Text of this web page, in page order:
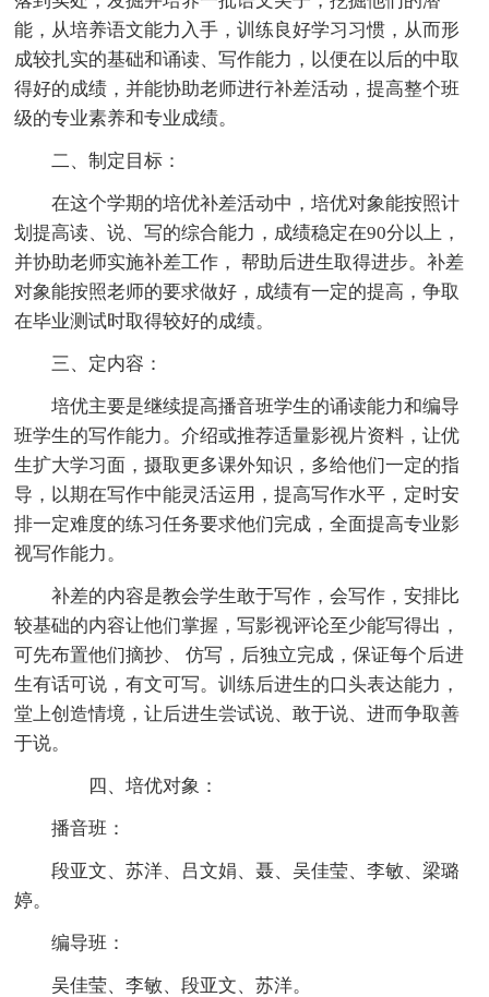
能，从培养语文能力入手，训练良好学习习惯，从而形
成较扎实的基础和诵读、写作能力，以便在以后的中取
得好的成绩，并能协助老师进行补差活动，提高整个班
级的专业素养和专业成绩。
二、制定目标：
在这个学期的培优补差活动中，培优对象能按照计
划提高读、说、写的综合能力，成绩稳定在90分以上，
并协助老师实施补差工作， 帮助后进生取得进步。补差
对象能按照老师的要求做好，成绩有一定的提高，争取
在毕业测试时取得较好的成绩。
三、定内容：
培优主要是继续提高播音班学生的诵读能力和编导
班学生的写作能力。介绍或推荐适量影视片资料，让优
生扩大学习面，摄取更多课外知识，多给他们一定的指
导，以期在写作中能灵活运用，提高写作水平，定时安
排一定难度的练习任务要求他们完成，全面提高专业影
视写作能力。
补差的内容是教会学生敢于写作，会写作，安排比
较基础的内容让他们掌握，写影视评论至少能写得出，
可先布置他们摘抄、 仿写，后独立完成，保证每个后进
生有话可说，有文可写。训练后进生的口头表达能力，
堂上创造情境，让后进生尝试说、敢于说、进而争取善
于说。
四、培优对象：
播音班：
段亚文、苏洋、吕文娟、聂、吴佳莹、李敏、梁璐
婷。
编导班：
吴佳莹、李敏、段亚文、苏洋。